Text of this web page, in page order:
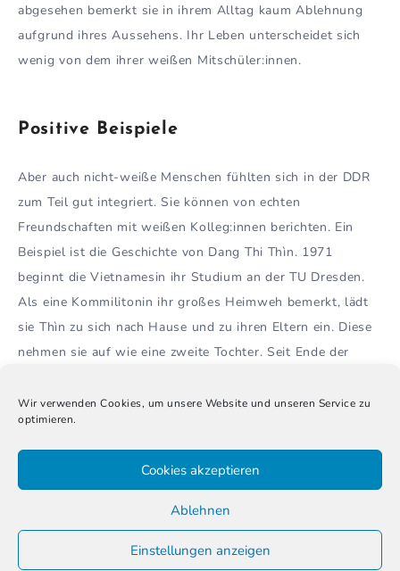
Wir verwenden Cookies, um unsere Website und unseren Service zu
optimieren.
Cookies akzeptieren
Ablehnen
Einstellungen anzeigen
abgesehen bemerkt sie in ihrem Alltag kaum Ablehnung
aufgrund ihres Aussehens. Ihr Leben unterscheidet sich
wenig von dem ihrer weißen Mitschüler:innen.
Positive Beispiele
Aber auch nicht-weiße Menschen fühlten sich in der DDR
zum Teil gut integriert. Sie können von echten
Freundschaften mit weißen Kolleg:innen berichten. Ein
Beispiel ist die Geschichte von Dang Thi Thìn. 1971
beginnt die Vietnamesin ihr Studium an der TU Dresden.
Als eine Kommilitonin ihr großes Heimweh bemerkt, lädt
sie Thìn zu sich nach Hause und zu ihren Eltern ein. Diese
nehmen sie auf wie eine zweite Tochter. Seit Ende der
bis heute zündet sie manchmal die Kerzen ihrer deutschen
Weihnachtspyramide an und erinnert sich gerne an ihre
ostdeutschen Freunde.
De-Zentralbild als ergänzender
Wissensspeicher